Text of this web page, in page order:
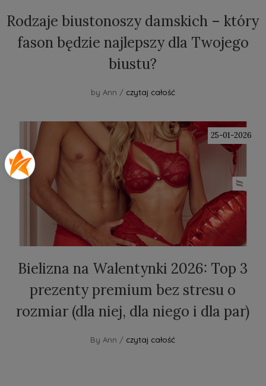
Rodzaje biustonoszy damskich – który
fason będzie najlepszy dla Twojego
biustu?
by Ann / czytaj całość
25-01-2026
Bielizna na Walentynki 2026: Top 3
prezenty premium bez stresu o
rozmiar (dla niej, dla niego i dla par)
By Ann / czytaj całość